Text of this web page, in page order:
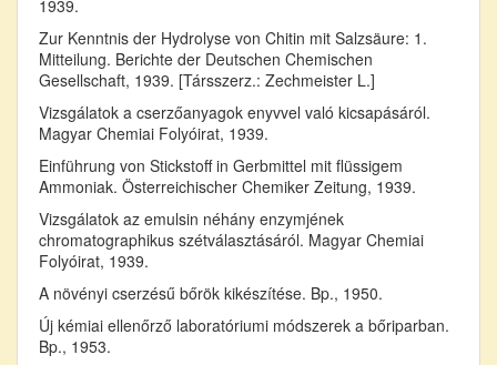
1939.
Zur Kenntnis der Hydrolyse von Chitin mit Salzsäure: 1.
Mitteilung. Berichte der Deutschen Chemischen
Gesellschaft, 1939. [Társszerz.: Zechmeister L.]
Vizsgálatok a cserzőanyagok enyvvel való kicsapásáról.
Magyar Chemiai Folyóirat, 1939.
Einführung von Stickstoff in Gerbmittel mit flüssigem
Ammoniak. Österreichischer Chemiker Zeitung, 1939.
Vizsgálatok az emulsin néhány enzymjének
chromatographikus szétválasztásáról. Magyar Chemiai
Folyóirat, 1939.
A növényi cserzésű bőrök kikészítése. Bp., 1950.
Új kémiai ellenőrző laboratóriumi módszerek a bőriparban.
Bp., 1953.